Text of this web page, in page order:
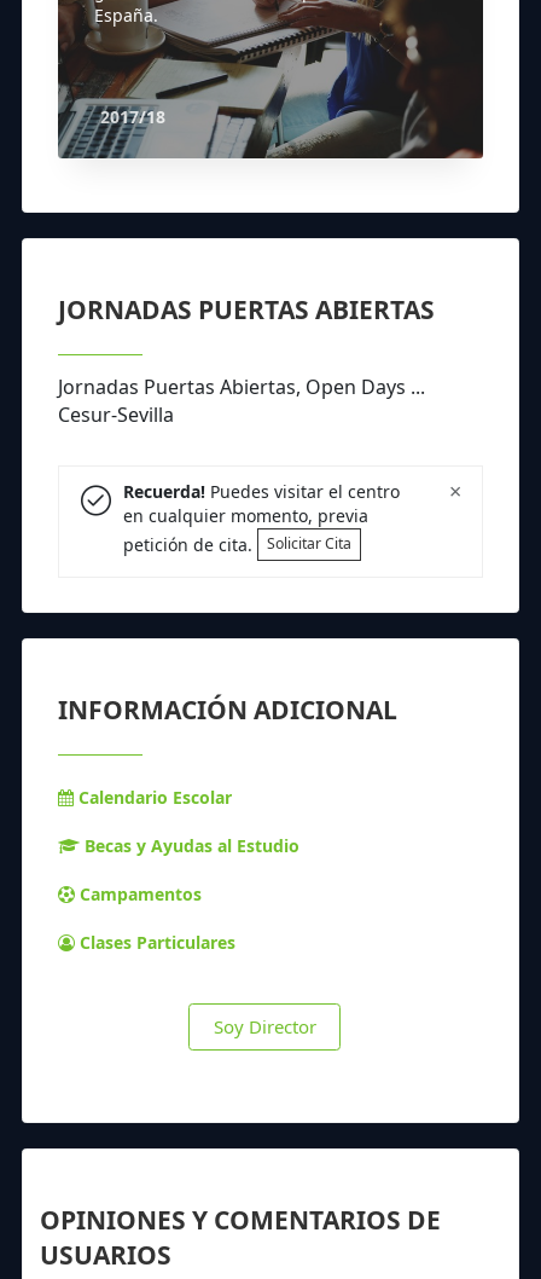
España.
2017/18
JORNADAS PUERTAS ABIERTAS
Jornadas Puertas Abiertas, Open Days ...
Cesur-Sevilla
×
Recuerda!Puedes visitar el centro
en cualquier momento, previa
petición de cita.
Solicitar Cita
INFORMACIÓN ADICIONAL
Calendario Escolar
Becas y Ayudas al Estudio
Campamentos
Clases Particulares
Soy Director
OPINIONES Y COMENTARIOS DE
USUARIOS